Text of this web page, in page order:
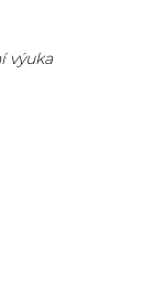
výuka